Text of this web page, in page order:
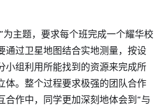
为主题，要求每个班完成一个耀华校
通过卫星地图结合实地测量，按设
小组利用所能找到的资源来完成所
体。整个过程要求极强的团队合作
合作中，同学更加深刻地体会到“与